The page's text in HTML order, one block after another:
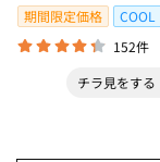
期間限定価格
COOL
152件
チラ見をする